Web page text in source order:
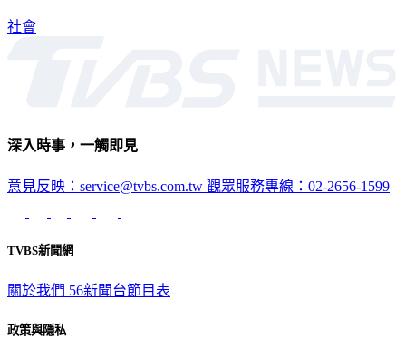
社會
深入時事，一觸即見
意見反映：service@tvbs.com.tw 觀眾服務專線：02-2656-1599
TVBS新聞網
關於我們 56新聞台節目表
政策與隱私